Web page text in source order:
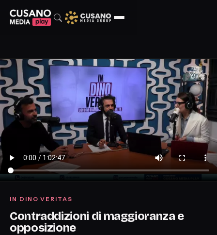
IN DINO VERITAS
Contraddizioni di maggioranza e
opposizione